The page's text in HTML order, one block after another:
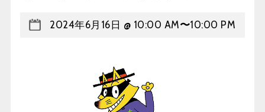
2024年6月16日 @ 10:00 AM〜10:00 PM